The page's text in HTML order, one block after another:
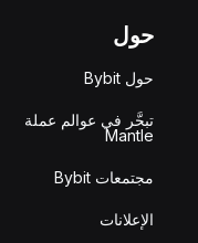
حول
حول Bybit
تبحَّر في عوالم عملة
Mantle
مجتمعات Bybit
الإعلانات